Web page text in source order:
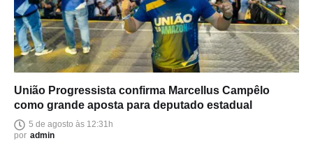
União Progressista confirma Marcellus Campêlo
como grande aposta para deputado estadual
5 de agosto às 12:31h
por admin